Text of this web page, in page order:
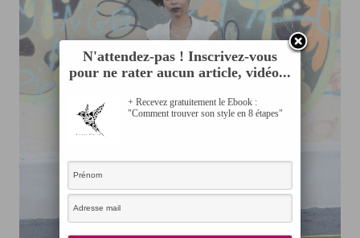
N'attendez-pas ! Inscrivez-vous
pour ne rater aucun article, vidéo...
+ Recevez gratuitement le Ebook :
"Comment trouver son style en 8 étapes"